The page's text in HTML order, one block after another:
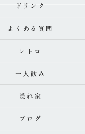
ドリンク
よくある質問
レトロ
一人飲み
隠れ家
ブログ